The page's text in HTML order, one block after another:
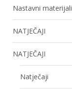
Nastavni materijali
NATJEČAJI
NATJEČAJI
Natječaji